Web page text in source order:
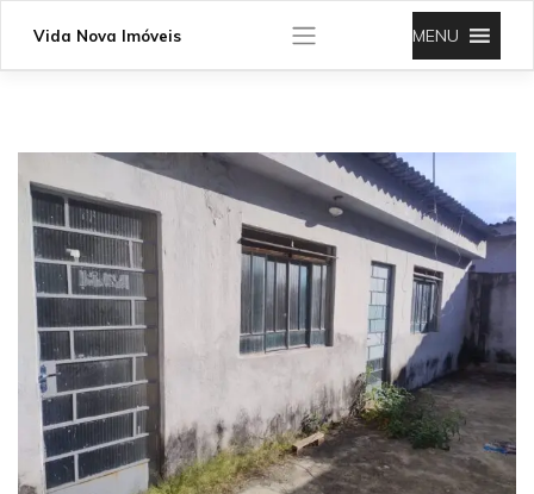
Vida Nova Imóveis MENU